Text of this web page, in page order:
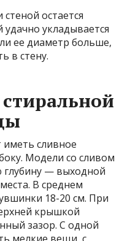
остается
укладывается
ее диаметр больше,
в стену.
сливное
Модели со сливом
— выходной
В среднем
18-20 см. При
крышкой
зазор. С одной